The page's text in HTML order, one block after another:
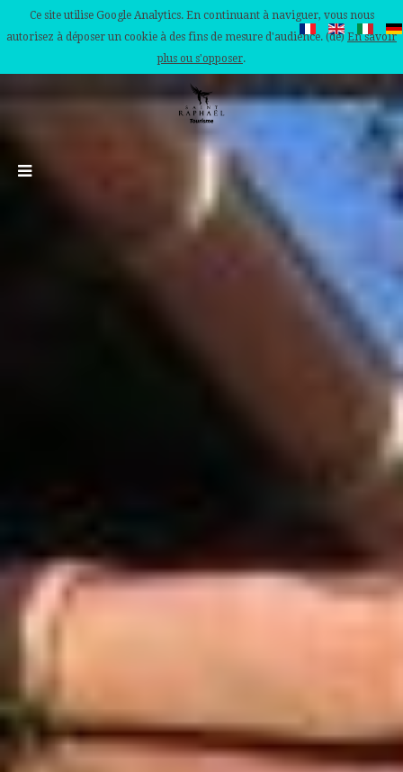
Ce site utilise Google Analytics. En continuant à naviguer, vous nous
autorisez à déposer un cookie à des fins de mesure d'audience. (de) En savoir
plus ou s'opposer.